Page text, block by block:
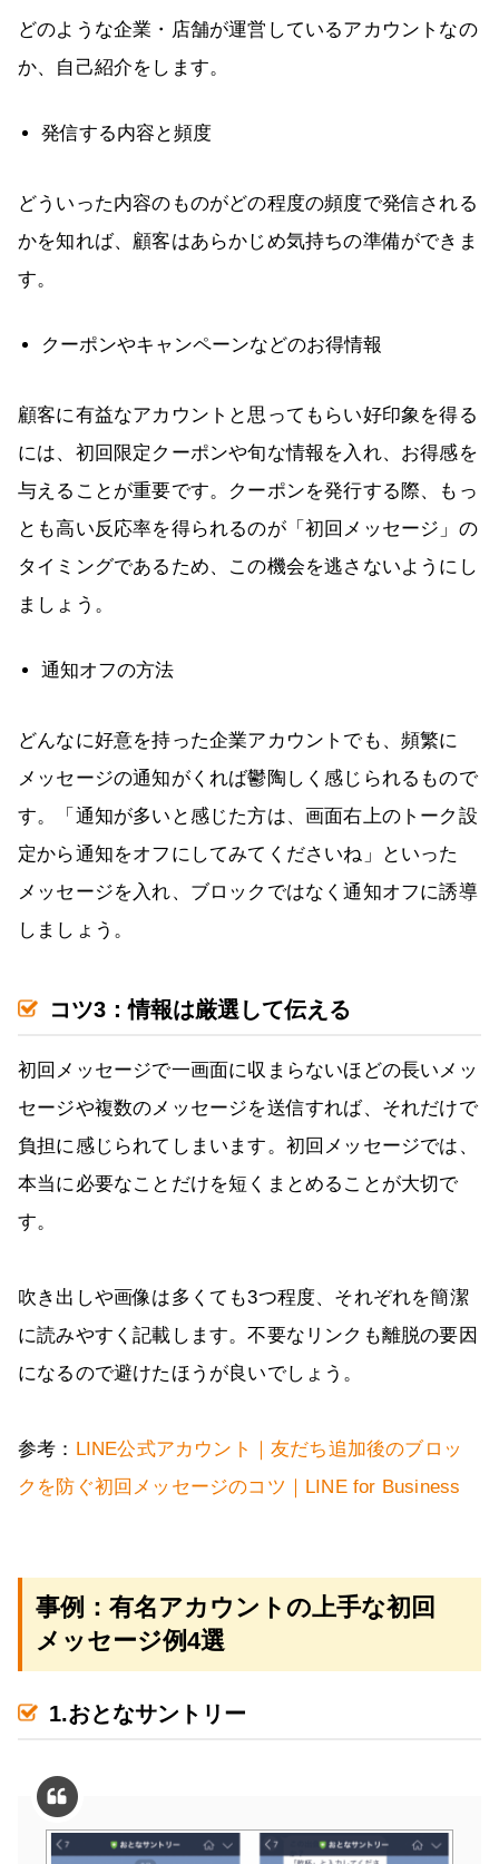
どのような企業・店舗が運営しているアカウントなの
か、自己紹介をします。
発信する内容と頻度
どういった内容のものがどの程度の頻度で発信される
かを知れば、顧客はあらかじめ気持ちの準備ができま
す。
クーポンやキャンペーンなどのお得情報
顧客に有益なアカウントと思ってもらい好印象を得る
には、初回限定クーポンや旬な情報を入れ、お得感を
与えることが重要です。クーポンを発行する際、もっ
とも高い反応率を得られるのが「初回メッセージ」の
タイミングであるため、この機会を逃さないようにし
ましょう。
通知オフの方法
どんなに好意を持った企業アカウントでも、頻繁に
メッセージの通知がくれば鬱陶しく感じられるもので
す。「通知が多いと感じた方は、画面右上のトーク設
定から通知をオフにしてみてくださいね」といった
メッセージを入れ、ブロックではなく通知オフに誘導
しましょう。
コツ3：情報は厳選して伝える
初回メッセージで一画面に収まらないほどの長いメッ
セージや複数のメッセージを送信すれば、それだけで
負担に感じられてしまいます。初回メッセージでは、
本当に必要なことだけを短くまとめることが大切で
す。
吹き出しや画像は多くても3つ程度、それぞれを簡潔
に読みやすく記載します。不要なリンクも離脱の要因
になるので避けたほうが良いでしょう。
参考： LINE公式アカウント｜友だち追加後のブロッ
クを防ぐ初回メッセージのコツ｜LINE for Business
事例：有名アカウントの上手な初回
メッセージ例4選
1.おとなサントリー